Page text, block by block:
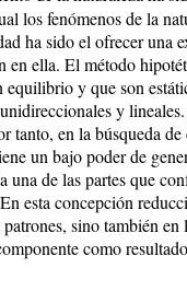
los fenómenos de la
ha sido el ofrecer una
en ella. El método
y que son
y
tanto, en la búsqueda
un bajo poder de
una de las partes que
esta concepción
sino también
como